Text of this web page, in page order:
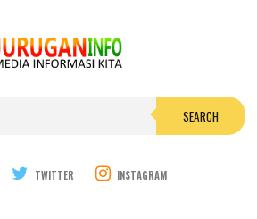
SEARCH
TWITTER INSTAGRAM